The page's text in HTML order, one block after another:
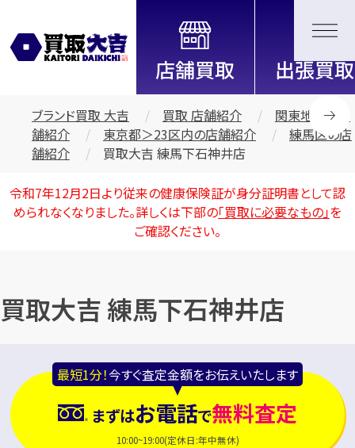
全国2200店舗以上展開中！
信頼と実績の買取専門店「買取大
吉」
ブランド買取 大吉 買取 店舗紹介
関東地区の店
舗紹介
東京都＞23区内の店舗紹介
練馬区の店
舗紹介
買取大吉 練馬下石神井店
令和7年12月2日より従来の健康保険証が身分証明書として認
められなくなりました。詳しくは下部の「買取に必要なもの」を
ご確認ください。
買取大吉 練馬下石神井店
最短1分！今すぐ査定金額をお伝えいたします
まずはお電話で無料査定
10:00~19:00(定休日:年中無休)